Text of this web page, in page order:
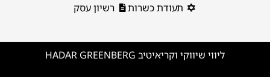
תעודת כשרות רשיון עסק
ליווי שיווקי וקריאיטיב HADAR GREENBERG